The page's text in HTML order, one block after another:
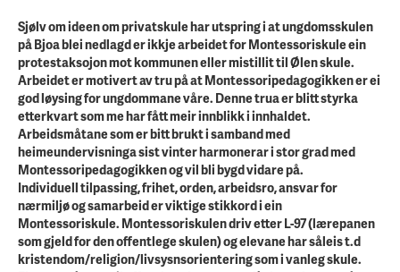
Sjølv om ideen om privatskule har utspring i at ungdomsskulen
på Bjoa blei nedlagd er ikkje arbeidet for Montessoriskule ein
protestaksojon mot kommunen eller mistillit til Ølen skule.
Arbeidet er motivert av tru på at Montessoripedagogikken er ei
god løysing for ungdommane våre. Denne trua er blitt styrka
etterkvart som me har fått meir innblikk i innhaldet.
Arbeidsmåtane som er bitt brukt i samband med
heimeundervisninga sist vinter harmonerar i stor grad med
Montessoripedagogikken og vil bli bygd vidare på.
Individuell tilpassing, frihet, orden, arbeidsro, ansvar for
nærmiljø og samarbeid er viktige stikkord i ein
Montessoriskule. Montessoriskulen driv etter L-97 (lærepanen
som gjeld for den offentlege skulen) og elevane har såleis t.d
kristendom/religion/livsysnsorientering som i vanleg skule.